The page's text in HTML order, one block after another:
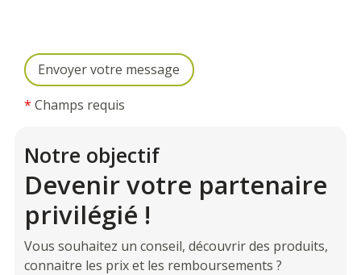
* Champs requis
Notre objectif
Devenir votre partenaire
privilégié !
Vous souhaitez un conseil, découvrir des produits,
connaitre les prix et les remboursements ?